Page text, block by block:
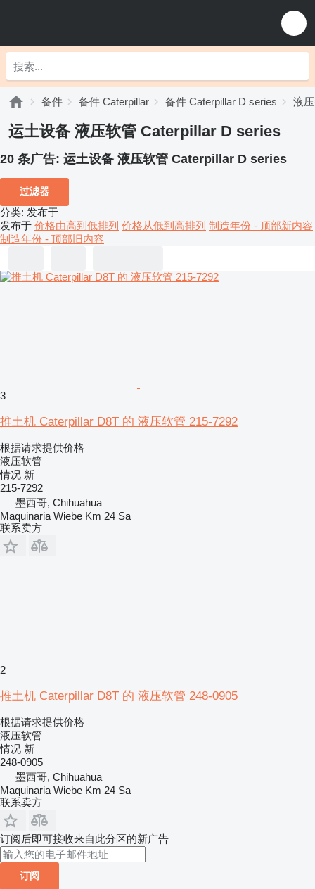
备件 备件 Caterpillar 备件 Caterpillar D series 液
运土设备 液压软管 Caterpillar D series
20 条广告: 运土设备 液压软管 Caterpillar D series
过滤器
分类: 发布于
发布于 价格由高到低排列 价格从低到高排列 制造年份 - 顶部新内容
制造年份 - 顶部旧内容
3
推土机 Caterpillar D8T 的 液压软管 215-7292
根据请求提供价格
液压软管
情况 新
215-7292
墨西哥, Chihuahua
Maquinaria Wiebe Km 24 Sa
联系卖方
2
推土机 Caterpillar D8T 的 液压软管 248-0905
根据请求提供价格
液压软管
情况 新
248-0905
墨西哥, Chihuahua
Maquinaria Wiebe Km 24 Sa
联系卖方
订阅后即可接收来自此分区的新广告
订阅